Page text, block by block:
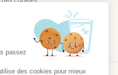
passez
des cookies pour mieux